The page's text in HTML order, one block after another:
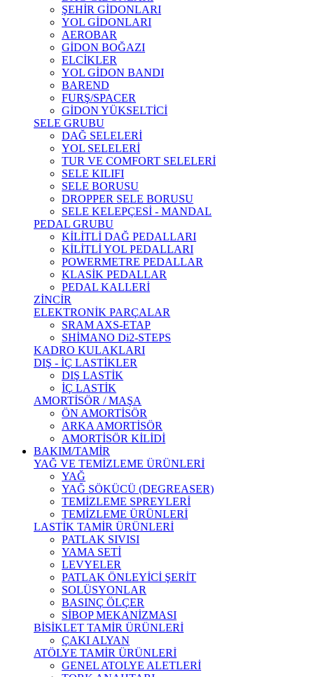
ŞEHİR GİDONLARI
YOL GİDONLARI
AEROBAR
GİDON BOĞAZI
ELCİKLER
YOL GİDON BANDI
BAREND
FURŞ/SPACER
GİDON YÜKSELTİCİ
SELE GRUBU
DAĞ SELELERİ
YOL SELELERİ
TUR VE COMFORT SELELERİ
SELE KILIFI
SELE BORUSU
DROPPER SELE BORUSU
SELE KELEPÇESİ - MANDAL
PEDAL GRUBU
KİLİTLİ DAĞ PEDALLARI
KİLİTLİ YOL PEDALLARI
POWERMETRE PEDALLAR
KLASİK PEDALLAR
PEDAL KALLERİ
ZİNCİR
ELEKTRONİK PARÇALAR
SRAM AXS-ETAP
SHİMANO Di2-STEPS
KADRO KULAKLARI
DIŞ - İÇ LASTİKLER
DIŞ LASTİK
İÇ LASTİK
AMORTİSÖR / MAŞA
ÖN AMORTİSÖR
ARKA AMORTİSÖR
AMORTİSÖR KİLİDİ
BAKIM/TAMİR
YAĞ VE TEMİZLEME ÜRÜNLERİ
YAĞ
YAĞ SÖKÜCÜ (DEGREASER)
TEMİZLEME SPREYLERİ
TEMİZLEME ÜRÜNLERİ
LASTİK TAMİR ÜRÜNLERİ
PATLAK SIVISI
YAMA SETİ
LEVYELER
PATLAK ÖNLEYİCİ ŞERİT
SOLÜSYONLAR
BASINÇ ÖLÇER
SİBOP MEKANİZMASI
BİSİKLET TAMİR ÜRÜNLERİ
ÇAKI ALYAN
ATÖLYE TAMİR ÜRÜNLERİ
GENEL ATOLYE ALETLERİ